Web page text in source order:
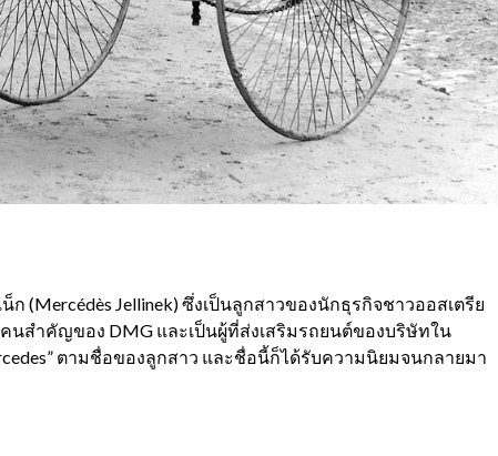
ก (Mercédès Jellinek)ซึ่งเป็นลูกสาวของนักธุรกิจชาวออสเตรีย
คนสำคัญของ DMG และเป็นผู้ที่ส่งเสริมรถยนต์ของบริษัทใน
ตามชื่อของลูกสาว และชื่อนี้ก็ได้รับความนิยมจนกลายมา